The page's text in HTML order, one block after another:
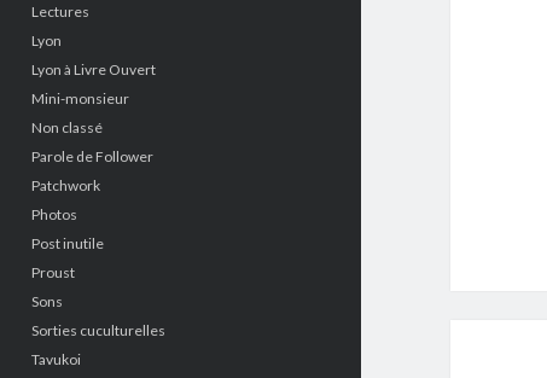
Lectures
Lyon
Lyon à Livre Ouvert
Mini-monsieur
Non classé
Parole de Follower
Patchwork
Photos
Post inutile
Proust
Sons
Sorties cuculturelles
Tavukoi